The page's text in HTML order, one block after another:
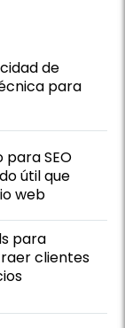
de
para
SEO
útil que
web
para
clientes